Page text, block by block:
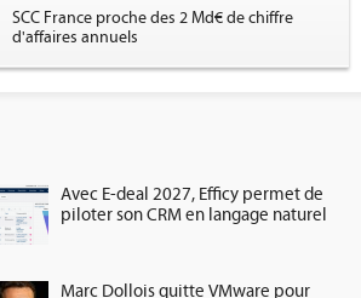
SCC France proche des 2 Md€ de chiffre
d'affaires annuels
Avec E-deal 2027, Efficy permet de
piloter son CRM en langage naturel
Marc Dollois quitte VMware pour